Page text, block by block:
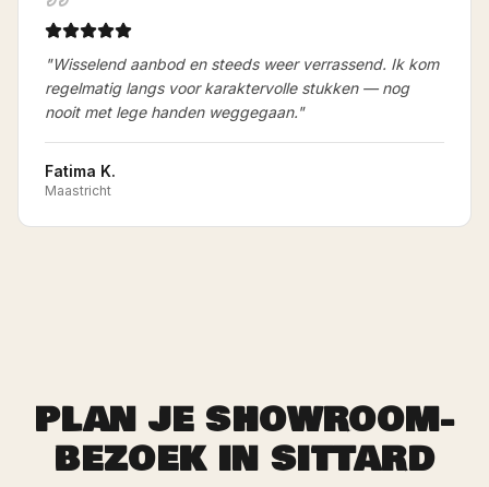
"Wisselend aanbod en steeds weer verrassend. Ik kom
regelmatig langs voor karaktervolle stukken — nog
nooit met lege handen weggegaan."
Fatima K.
Maastricht
PLAN JE SHOWROOM-
BEZOEK IN SITTARD